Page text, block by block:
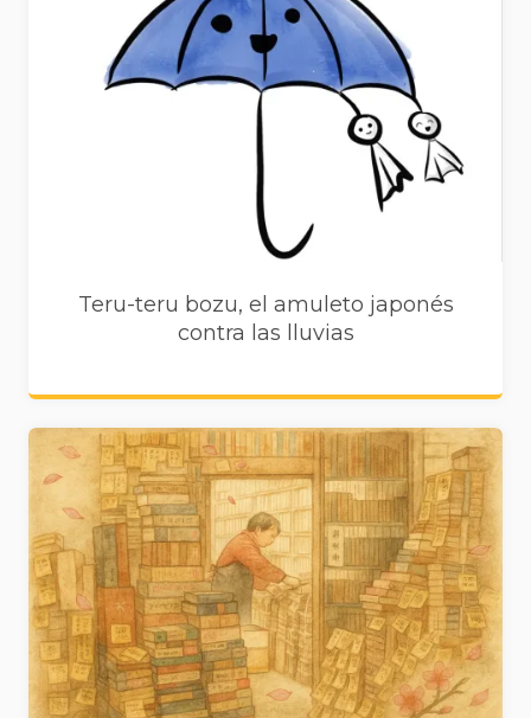
Teru-teru bozu, el amuleto japonés
contra las lluvias